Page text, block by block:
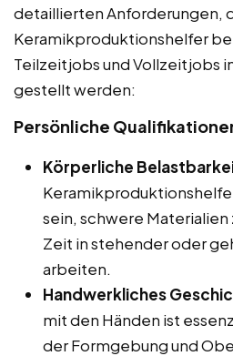
detaillierten Anforderungen,
Keramikproduktionshelfer
Teilzeitjobs und Vollzeitjobs
gestellt werden:
Persönliche
Körperliche
sein, schwere
Zeit in stehender oder
arbeiten.
Handwerkliches
mit den Händen ist
der Formgebung und